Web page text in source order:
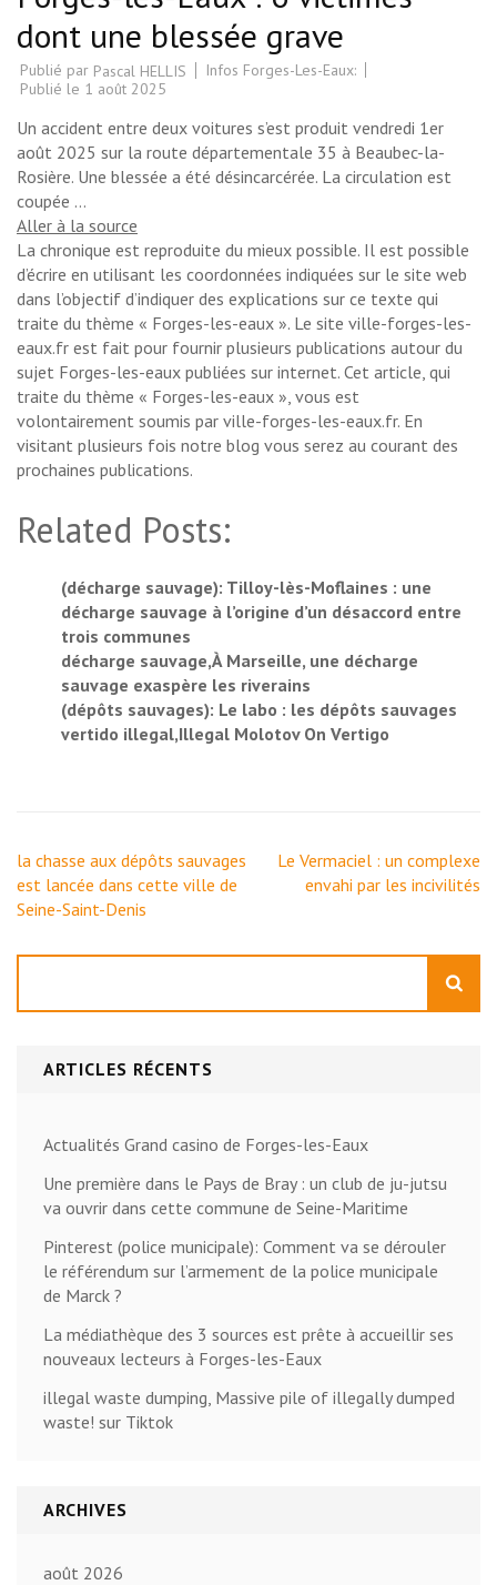
dont une blessée grave
Publié par Pascal HELLIS
Infos Forges-Les-Eaux:
Publié le 1 août 2025
Un accident entre deux voitures s’est produit vendredi 1er
août 2025 sur la route départementale 35 à Beaubec-la-
Rosière. Une blessée a été désincarcérée. La circulation est
coupée …
Aller à la source
La chronique est reproduite du mieux possible. Il est possible
d’écrire en utilisant les coordonnées indiquées sur le site web
dans l’objectif d’indiquer des explications sur ce texte qui
traite du thème « Forges-les-eaux ». Le site ville-forges-les-
eaux.fr est fait pour fournir plusieurs publications autour du
sujet Forges-les-eaux publiées sur internet. Cet article, qui
traite du thème « Forges-les-eaux », vous est
volontairement soumis par ville-forges-les-eaux.fr. En
visitant plusieurs fois notre blog vous serez au courant des
prochaines publications.
Related Posts:
(décharge sauvage): Tilloy-lès-Moflaines : une
décharge sauvage à l’origine d’un désaccord entre
trois communes
décharge sauvage,À Marseille, une décharge
sauvage exaspère les riverains
(dépôts sauvages): Le labo : les dépôts sauvages
vertido illegal,Illegal Molotov On Vertigo
Navigation
de
l’article
la chasse aux dépôts sauvages
est lancée dans cette ville de
Seine-Saint-Denis
Le Vermaciel : un complexe
envahi par les incivilités
ARTICLES RÉCENTS
Actualités Grand casino de Forges-les-Eaux
Une première dans le Pays de Bray : un club de ju-jutsu
va ouvrir dans cette commune de Seine-Maritime
Pinterest (police municipale): Comment va se dérouler
le référendum sur l’armement de la police municipale
de Marck ?
La médiathèque des 3 sources est prête à accueillir ses
nouveaux lecteurs à Forges-les-Eaux
illegal waste dumping, Massive pile of illegally dumped
waste! sur Tiktok
ARCHIVES
août 2026